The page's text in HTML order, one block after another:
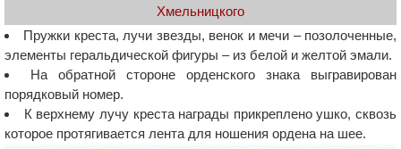
Хмельницкого
Пружки креста, лучи звезды, венок и мечи – позолоченные,
элементы геральдической фигуры – из белой и желтой эмали.
На обратной стороне орденского знака выгравирован
порядковый номер.
К верхнему лучу креста награды прикреплено ушко, сквозь
которое протягивается лента для ношения ордена на шее.